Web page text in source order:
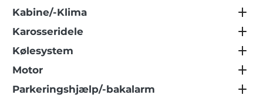
Kabine/-Klima
Karosseridele
Kølesystem
Motor
Parkeringshjælp/-bakalarm